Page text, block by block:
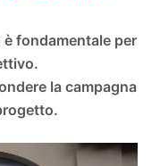
fondamentale per
la campagna